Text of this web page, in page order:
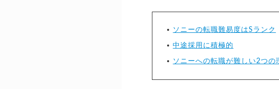
ソニーの転職難易度はSランク
中途採用に積極的
ソニーへの転職が難しい2つの